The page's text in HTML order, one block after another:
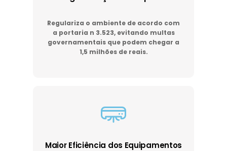
Regulariza o ambiente de acordo com
a portaria n 3.523, evitando multas
governamentais que podem chegar a
1,5 milhões de reais.
Maior Eficiência dos Equipamentos